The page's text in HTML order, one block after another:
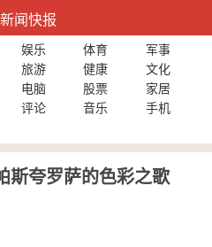
闻快报
娱乐 体育
军事
旅游 健康
文化
电脑 股票
家居
评论 音乐
手机
斯夸罗萨的色彩之歌